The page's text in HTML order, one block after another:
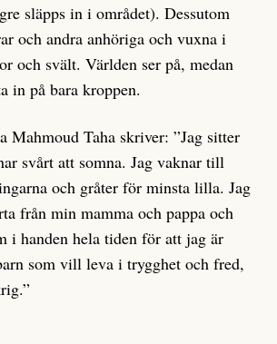
släpps in i området). Dessutom
och andra anhöriga och vuxna i
och svält. Världen ser på, medan
in på bara kroppen.
Mahmoud Taha skriver: ”Jag sitter
svårt att somna. Jag vaknar till
och gråter för minsta lilla. Jag
från min mamma och pappa och
i handen hela tiden för att jag är
som vill leva i trygghet och fred,